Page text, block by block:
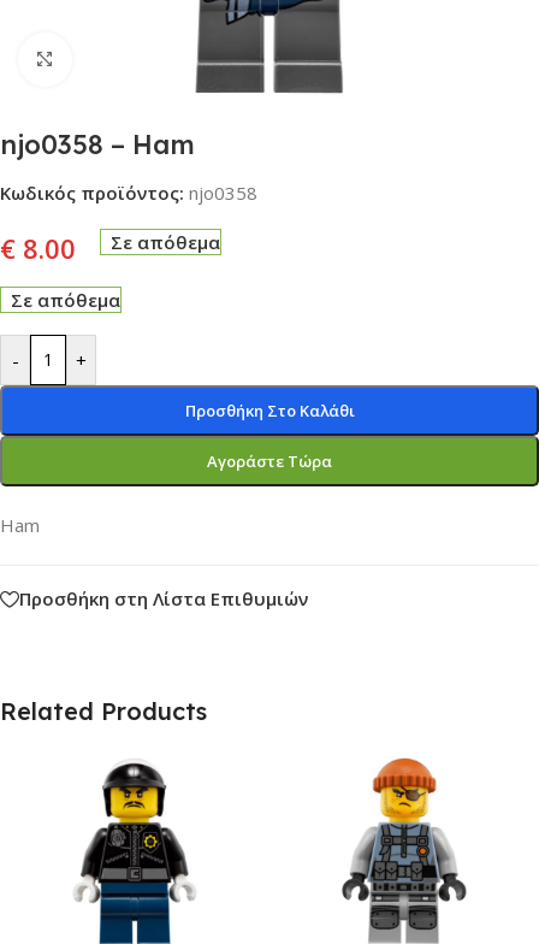
Click to enlarge
njo0358 – Ham
Κωδικός προϊόντος: njo0358
€ 8.00 Σε απόθεμα
Σε απόθεμα
- +
Προσθήκη Στο Καλάθι
Αγοράστε Τώρα
Ham
Προσθήκη στη Λίστα Επιθυμιών
Related Products